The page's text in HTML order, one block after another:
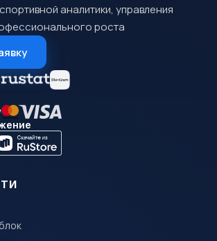
аналитики, управления
роста